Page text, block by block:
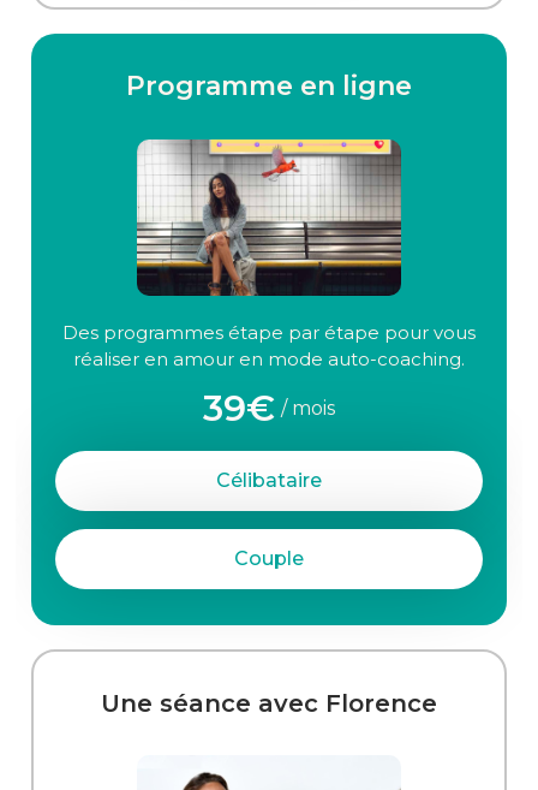
Programme en ligne
Des programmes étape par étape pour vous
réaliser en amour en mode auto-coaching.
39€ / mois
Célibataire
Couple
Une séance avec Florence